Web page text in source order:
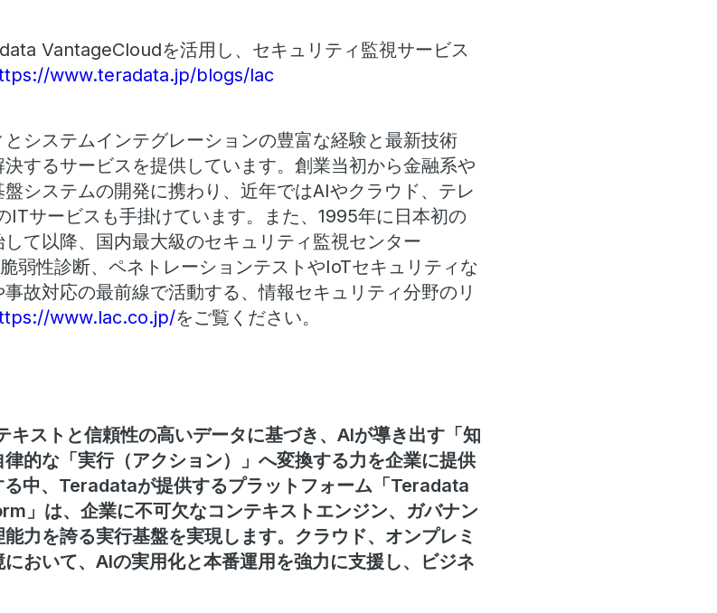
VantageCloudを活用し、セキュリティ監視サービス
www.teradata.jp/blogs/lac
システムインテグレーションの豊富な経験と最新技術
するサービスを提供しています。創業当初から金融系や
システムの開発に携わり、近年ではAIやクラウド、テレ
ITサービスも手掛けています。また、1995年に日本初の
て以降、国内最大級のセキュリティ監視センター
弱性診断、ペネトレーションテストやIoTセキュリティな
故対応の最前線で活動する、情報セキュリティ分野のリ
www.lac.co.jp/をご覧ください。
ストと信頼性の高いデータに基づき、AIが導き出す「知
的な「実行（アクション）」へ変換する力を企業に提供
る中、Teradataが提供するプラットフォーム「Teradata
」は、企業に不可欠なコンテキストエンジン、ガバナン
力を誇る実行基盤を実現します。クラウド、オンプレミ
おいて、AIの実用化と本番運用を強力に支援し、ビジネ